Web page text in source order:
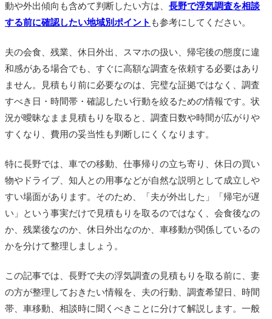
動や外出傾向も含めて判断したい方は、 長野で浮気調査を相談
する前に確認したい地域別ポイント も参考にしてください。
夫の会食、残業、休日外出、スマホの扱い、帰宅後の態度に違
和感がある場合でも、すぐに高額な調査を依頼する必要はあり
ません。見積もり前に必要なのは、完璧な証拠ではなく、調査
すべき日・時間帯・確認したい行動を絞るための情報です。状
況が曖昧なまま見積もりを取ると、調査日数や時間が広がりや
すくなり、費用の妥当性も判断しにくくなります。
特に長野では、車での移動、仕事帰りの立ち寄り、休日の買い
物やドライブ、知人との用事などが自然な説明として成立しや
すい場面があります。そのため、「夫が外出した」「帰宅が遅
い」という事実だけで見積もりを取るのではなく、会食後なの
か、残業後なのか、休日外出なのか、車移動が関係しているの
かを分けて整理しましょう。
この記事では、長野で夫の浮気調査の見積もりを取る前に、妻
の方が整理しておきたい情報を、夫の行動、調査希望日、時間
帯、車移動、相談時に聞くべきことに分けて解説します。一般